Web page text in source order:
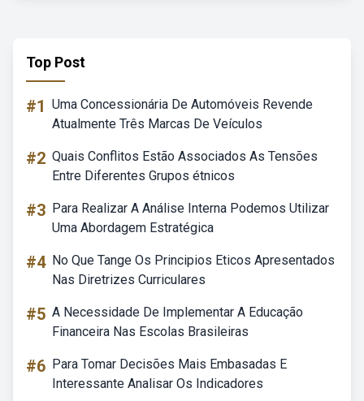
Top Post
#1 Uma Concessionária De Automóveis Revende
Atualmente Três Marcas De Veículos
#2 Quais Conflitos Estão Associados As Tensões
Entre Diferentes Grupos étnicos
#3 Para Realizar A Análise Interna Podemos Utilizar
Uma Abordagem Estratégica
#4 No Que Tange Os Principios Eticos Apresentados
Nas Diretrizes Curriculares
#5 A Necessidade De Implementar A Educação
Financeira Nas Escolas Brasileiras
#6 Para Tomar Decisões Mais Embasadas E
Interessante Analisar Os Indicadores